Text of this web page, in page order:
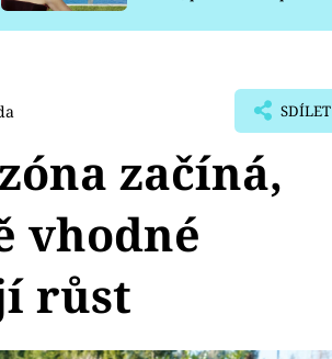
SDÍLET
začíná,
vhodné
růst